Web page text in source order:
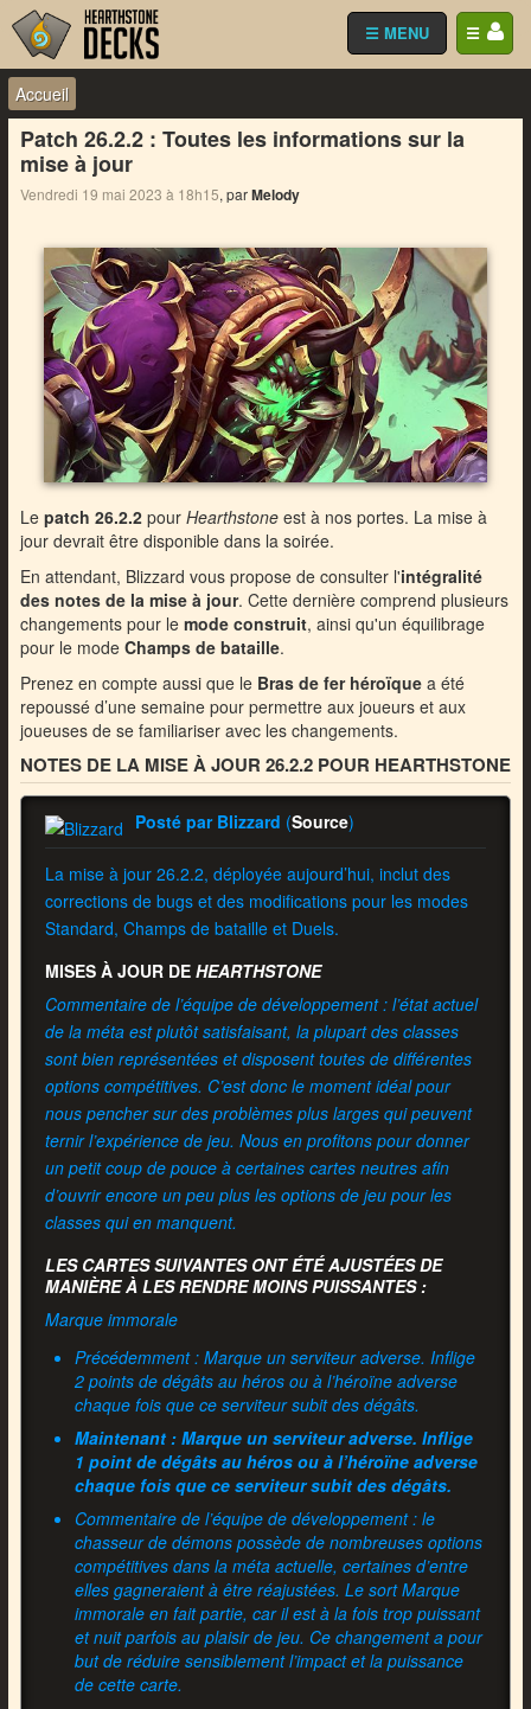
☰
☰ MENU
Accueil
Patch 26.2.2 : Toutes les informations sur la
mise à jour
Vendredi 19 mai 2023 à 18h15, parMelody
Le patch 26.2.2pour Hearthstoneest à nos portes. La mise à
jour devrait être disponible dans la soirée.
En attendant, Blizzard vous propose de consulter l'intégralité
des notes de la mise à jour. Cette dernière comprend plusieurs
changements pour le mode construit, ainsi qu'un équilibrage
pour le mode Champs de bataille.
Prenez en compte aussi que le Bras de fer héroïquea été
repoussé d’une semaine pour permettre aux joueurs et aux
joueuses de se familiariser avec les changements.
NOTES DE LA MISE À JOUR 26.2.2 POUR HEARTHSTONE
Posté par Blizzard (Source)
La mise à jour 26.2.2, déployée aujourd’hui, inclut des
corrections de bugs et des modifications pour les modes
Standard, Champs de bataille et Duels.
MISES À JOUR DE HEARTHSTONE
Commentaire de l’équipe de développement : l’état actuel
de la méta est plutôt satisfaisant, la plupart des classes
sont bien représentées et disposent toutes de différentes
options compétitives. C’est donc le moment idéal pour
nous pencher sur des problèmes plus larges qui peuvent
ternir l’expérience de jeu. Nous en profitons pour donner
un petit coup de pouce à certaines cartes neutres afin
d’ouvrir encore un peu plus les options de jeu pour les
classes qui en manquent.
LES CARTES SUIVANTES ONT ÉTÉ AJUSTÉES DE
MANIÈRE À LES RENDRE MOINS PUISSANTES :
Marque immorale
Précédemment : Marque un serviteur adverse. Inflige
2 points de dégâts au héros ou à l’héroïne adverse
chaque fois que ce serviteur subit des dégâts.
Maintenant : Marque un serviteur adverse. Inflige
1 point de dégâts au héros ou à l’héroïne adverse
chaque fois que ce serviteur subit des dégâts.
Commentaire de l’équipe de développement : le
chasseur de démons possède de nombreuses options
compétitives dans la méta actuelle, certaines d’entre
elles gagneraient à être réajustées. Le sort Marque
immorale en fait partie, car il est à la fois trop puissant
et nuit parfois au plaisir de jeu. Ce changement a pour
but de réduire sensiblement l’impact et la puissance
de cette carte.